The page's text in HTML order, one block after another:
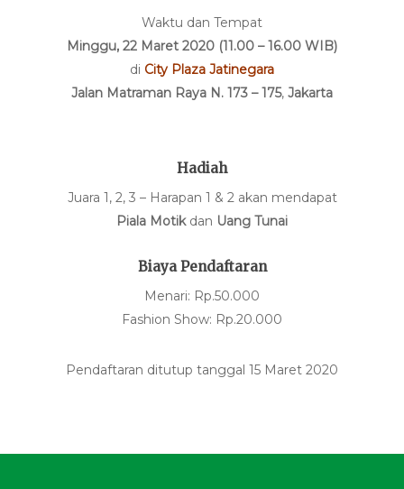
Waktu dan Tempat
Minggu, 22 Maret 2020 (11.00 – 16.00 WIB)
di City Plaza Jatinegara
Jalan Matraman Raya N. 173 – 175, Jakarta
Hadiah
Juara 1, 2, 3 – Harapan 1 & 2 akan mendapat
Piala Motikdan Uang Tunai
Biaya Pendaftaran
Menari: Rp.50.000
Fashion Show: Rp.20.000
Pendaftaran ditutup tanggal 15 Maret 2020